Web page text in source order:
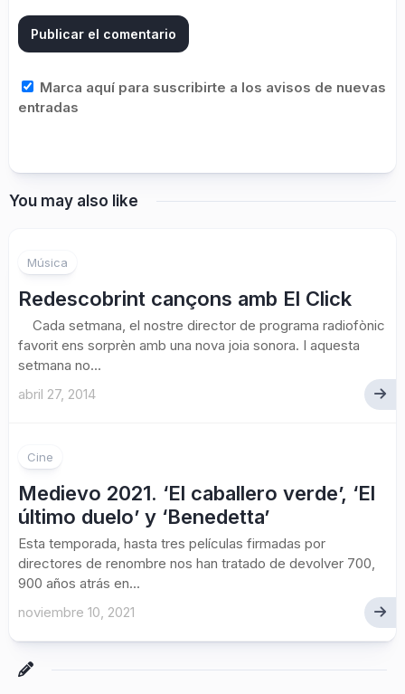
Marca aquí para suscribirte a los avisos de nuevas
entradas
You may also like
Música
Redescobrint cançons amb El Click
Cada setmana, el nostre director de programa radiofònic
favorit ens sorprèn amb una nova joia sonora. I aquesta
setmana no...
abril 27, 2014
Cine
Medievo 2021. ‘El caballero verde’, ‘El
último duelo’ y ‘Benedetta’
Esta temporada, hasta tres películas firmadas por
directores de renombre nos han tratado de devolver 700,
900 años atrás en...
noviembre 10, 2021